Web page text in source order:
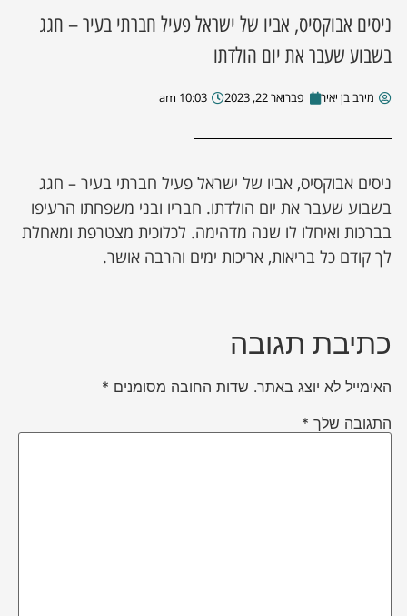
מסע מלחמה
השבוע
מקומית
עסקים
ניסים אבוקסיס, אביו של ישראל פעיל חברתי בעיר – חגג
בשבוע שעבר את יום הולדתו
מירב בן יאיר פברואר 22, 2023 10:03 am
ניסים אבוקסיס, אביו של ישראל פעיל חברתי בעיר – חגג
בשבוע שעבר את יום הולדתו. חבריו ובני משפחתו הרעיפו
בברכות ואיחלו לו שנה מדהימה. לכלוכית מצטרפת ומאחלת
לך קודם כל בריאות, אריכות ימים והרבה אושר.
כתיבת תגובה
האימייל לא יוצג באתר. שדות החובה מסומנים *
התגובה שלך *